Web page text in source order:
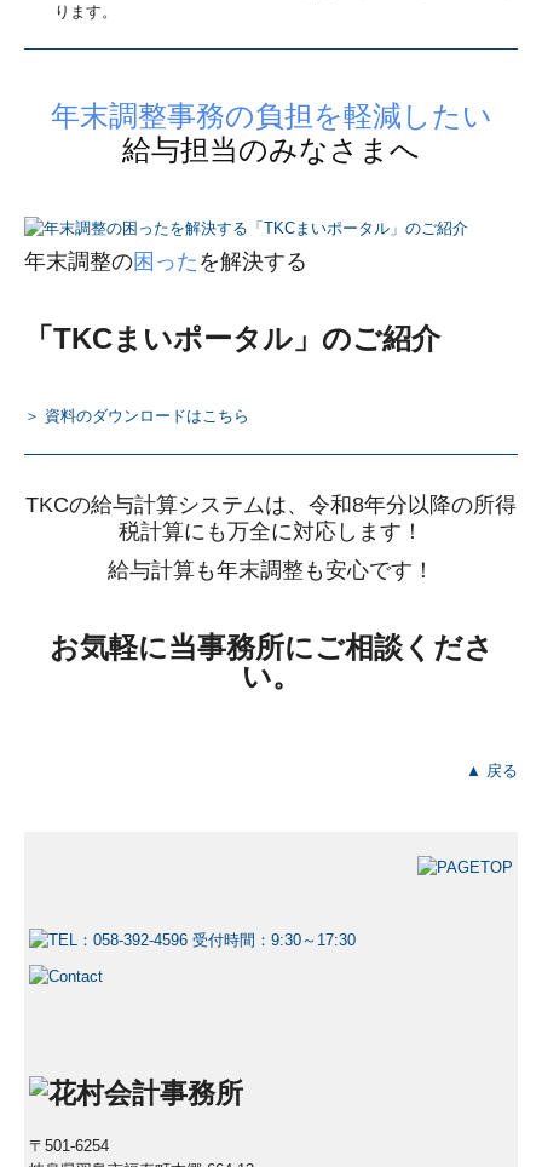
ります。
年末調整事務の負担を軽減したい
給与担当のみなさまへ
年末調整の困った を解決する
「TKCまいポータル」のご紹介
＞ 資料のダウンロードはこちら
TKCの給与計算システムは、令和8年分以降の所得
税計算にも万全に対応します！
給与計算も年末調整も安心です！
お気軽に当事務所にご相談くださ
い。
▲ 戻る
〒501-6254